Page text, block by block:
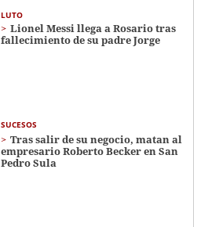
LUTO
Lionel Messi llega a Rosario tras
fallecimiento de su padre Jorge
SUCESOS
Tras salir de su negocio, matan al
empresario Roberto Becker en San
Pedro Sula